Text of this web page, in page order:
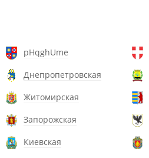
pHqghUme
Днепропетровская
Житомирская
Запорожская
Киевская